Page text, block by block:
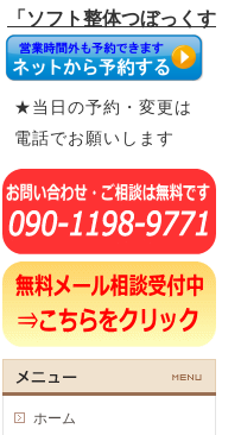
★当日の予約・変更は
電話でお願いします
ホーム